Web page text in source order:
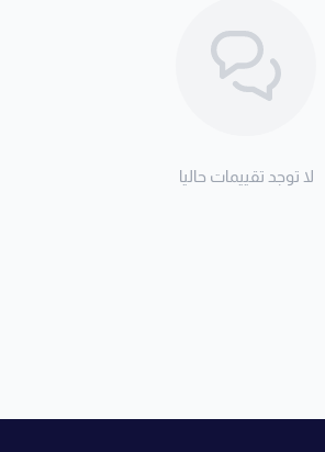
لا توجد تقييمات حاليا